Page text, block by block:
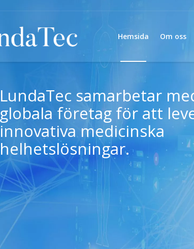
Hemsida Om oss
LundaTec samarbetar
globala företag för att
innovativa medicinska
helhetslösningar.